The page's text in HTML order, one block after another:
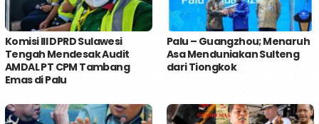
Komisi III DPRD Sulawesi
Tengah Mendesak Audit
AMDAL PT CPM Tambang
Emas di Palu
Palu – Guangzhou; Menaruh
Asa Menduniakan Sulteng
dari Tiongkok